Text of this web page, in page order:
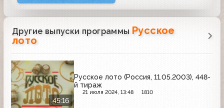
Другие выпуски программы Русское
лото
45:16
Русское лото (Россия, 11.05.2003), 448-
й тираж
21 июля 2024, 13:48 1810